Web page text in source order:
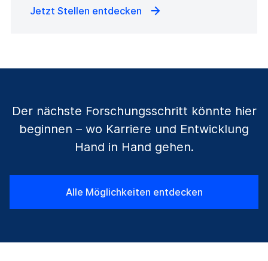
Jetzt Stellen entdecken
Der nächste Forschungsschritt könnte hier
beginnen – wo Karriere und Entwicklung
Hand in Hand gehen.
Alle Möglichkeiten entdecken